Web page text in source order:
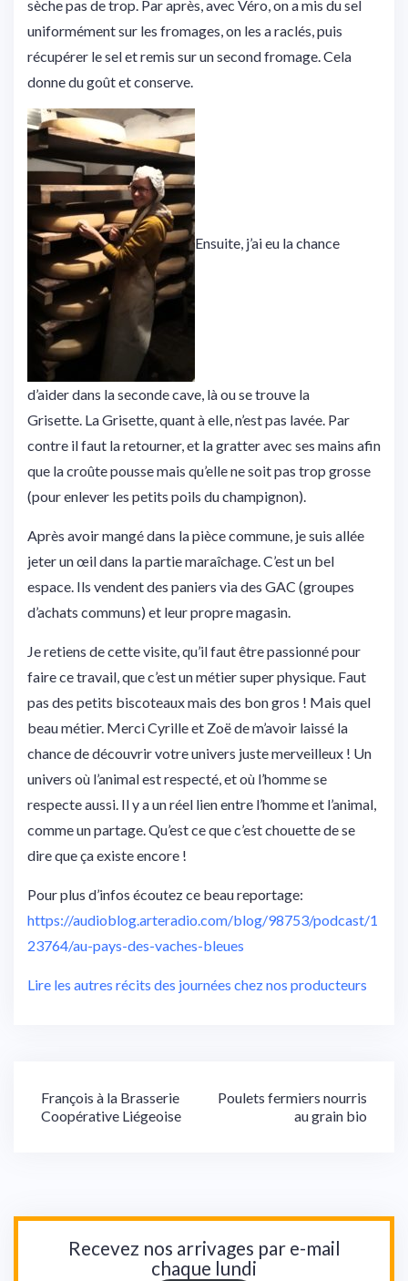
sèche pas de trop. Par après, avec Véro, on a mis du sel
uniformément sur les fromages, on les a raclés, puis
récupérer le sel et remis sur un second fromage. Cela
donne du goût et conserve.
Ensuite, j’ai eu la chance
d’aider dans la seconde cave, là ou se trouve la
Grisette. La Grisette, quant à elle, n’est pas lavée. Par
contre il faut la retourner, et la gratter avec ses mains afin
que la croûte pousse mais qu’elle ne soit pas trop grosse
(pour enlever les petits poils du champignon).
Après avoir mangé dans la pièce commune, je suis allée
jeter un œil dans la partie maraîchage. C’est un bel
espace. Ils vendent des paniers via des GAC (groupes
d’achats communs) et leur propre magasin.
Je retiens de cette visite, qu’il faut être passionné pour
faire ce travail, que c’est un métier super physique. Faut
pas des petits biscoteaux mais des bon gros ! Mais quel
beau métier. Merci Cyrille et Zoë de m’avoir laissé la
chance de découvrir votre univers juste merveilleux ! Un
univers où l’animal est respecté, et où l’homme se
respecte aussi. Il y a un réel lien entre l’homme et l’animal,
comme un partage. Qu’est ce que c’est chouette de se
dire que ça existe encore !
Pour plus d’infos écoutez ce beau reportage:
https://audioblog.arteradio.com/blog/98753/podcast/1
23764/au-pays-des-vaches-bleues
Lire les autres récits des journées chez nos producteurs
Navigation
de
François à la Brasserie
Coopérative Liégeoise
Poulets fermiers nourris
au grain bio
Recevez nos arrivages par e-mail
chaque lundi